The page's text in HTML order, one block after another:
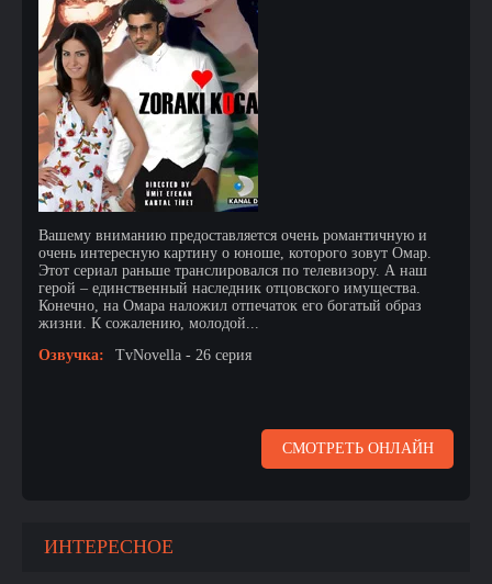
Вашему вниманию предоставляется очень романтичную и
очень интересную картину о юноше, которого зовут Омар.
Этот сериал раньше транслировался по телевизору. А наш
герой – единственный наследник отцовского имущества.
Конечно, на Омара наложил отпечаток его богатый образ
жизни. К сожалению, молодой...
Озвучка:
TvNovella - 26 серия
СМОТРЕТЬ ОНЛАЙН
ИНТЕРЕСНОЕ